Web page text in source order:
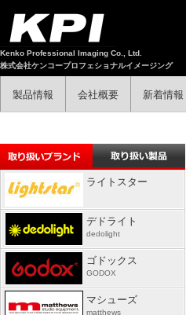
Kenko Professional Imaging Co., Ltd.
株式会社ケンコープロフェショナルイメージング
製品情報 会社概要 新着情報
ライトスター
デドライト
dedolight
ゴドックス
GODOX
マシューズ
matthews